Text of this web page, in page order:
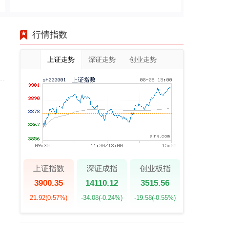
行情指数
上证走势 深证走势 创业走势
上证指数
3900.35
21.92(0.57%)
深证成指
14110.12
-34.08(-0.24%)
创业板指
3515.56
-19.58(-0.55%)